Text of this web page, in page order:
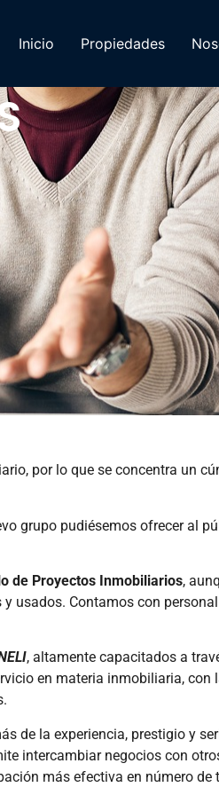
Inicio Propiedades
por lo que se concentra un
grupo pudiésemos ofrecer al
de Proyectos Inmobiliarios,
usados. Contamos con
, altamente capacitados a
en materia inmobiliaria, con
de la experiencia, prestigio y
intercambiar negocios con
más efectiva en número de